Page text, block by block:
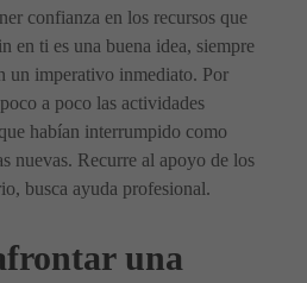
confianza en los recursos que
en ti es una buena idea, siempre
un imperativo inmediato. Por
a poco las actividades
habían interrumpido como
nuevas. Recurre al apoyo de los
busca ayuda profesional.
una